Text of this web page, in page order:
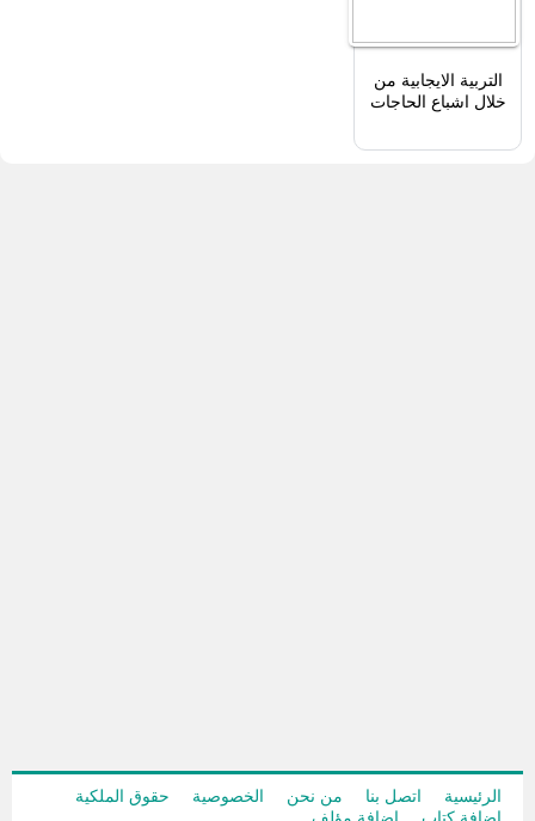
التربية الايجابية من
خلال اشباع الحاجات
الرئيسية اتصل بنا من نحن الخصوصية
حقوق الملكية